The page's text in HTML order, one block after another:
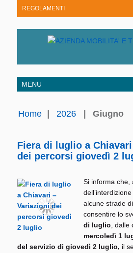
REGOLAMENTI
Home 2026 Giugno
Fiera di luglio a
dei percorsi giovedì 2
Si informa che,
alcune strade
consentire lo
di luglio, dalle
mercoledì 1
del servizio di giovedì 2 luglio, il